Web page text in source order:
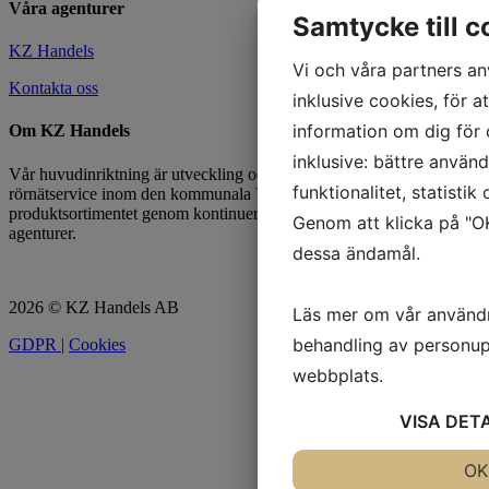
Våra agenturer
KZ Handels
Kontakta oss
Om KZ Handels
Vår huvudinriktning är utveckling och försäljning av produkter för
rörnätservice inom den kommunala VA-sidan. Vi utökar och förnyar
produktsortimentet genom kontinuerlig produktutveckling och nya
agenturer.
2026 © KZ Handels AB
GDPR | Cookies
Samtycke till
Vi och våra partners
inklusive cookies, för
information om dig för
inklusive: bättre
funktionalitet, statistik
Genom att klicka på
dessa ändamål.
Läs mer om vår
behandling av
webbplats.
VISA
OK